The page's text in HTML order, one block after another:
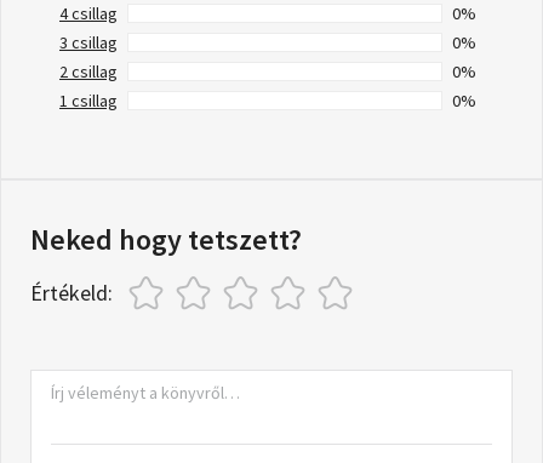
4 csillag
0%
3 csillag
0%
2 csillag
0%
1 csillag
0%
Neked hogy tetszett?
Értékeld: